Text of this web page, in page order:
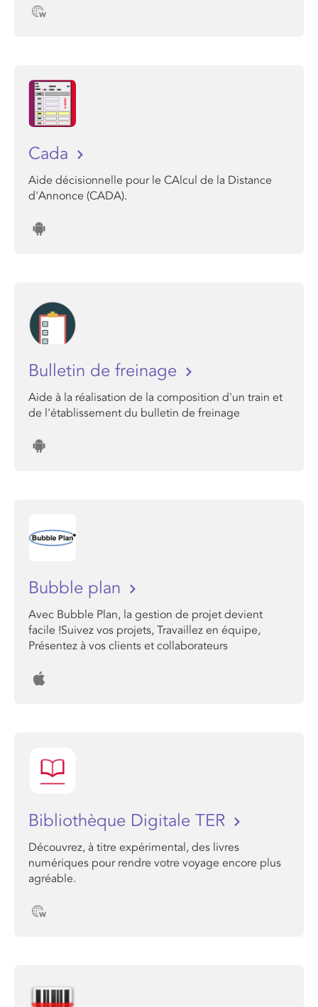
Cada
Aide décisionnelle pour le CAlcul de la Distance
d'Annonce (CADA).
Bulletin de freinage
Aide à la réalisation de la composition d'un train et
de l'établissement du bulletin de freinage
Bubble plan
Avec Bubble Plan, la gestion de projet devient
facile !Suivez vos projets, Travaillez en équipe,
Présentez à vos clients et collaborateurs
Bibliothèque Digitale TER
Découvrez, à titre expérimental, des livres
numériques pour rendre votre voyage encore plus
agréable.